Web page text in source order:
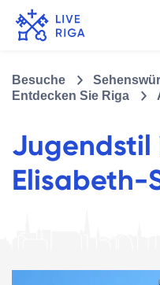
Besuche
Entdecken Sie Riga
Jugendstil
Elisabeth-